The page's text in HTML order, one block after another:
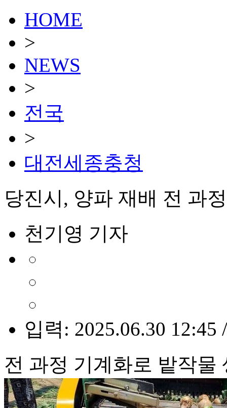
HOME
>
NEWS
>
전국
>
대전세종충청
당진시, 양파 재배 전 과
천기영 기자
입력: 2025.06.30 12:45
전 과정 기계화로 밭작물